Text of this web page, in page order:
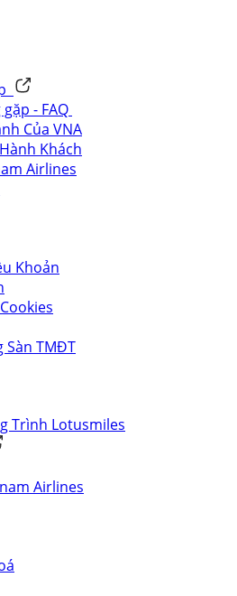
- FAQ
Của VNA
Khách
Airlines
Khoản
Sàn TMĐT
Trình Lotusmiles
Airlines